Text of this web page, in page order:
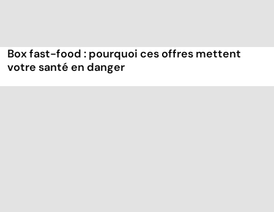
Box fast-food : pourquoi ces offres mettent
votre santé en danger